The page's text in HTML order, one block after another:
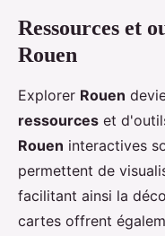
Ressources et
Rouen
Explorer Rouen
ressources et
Rouen interactives
permettent de
facilitant ainsi la
cartes offrent